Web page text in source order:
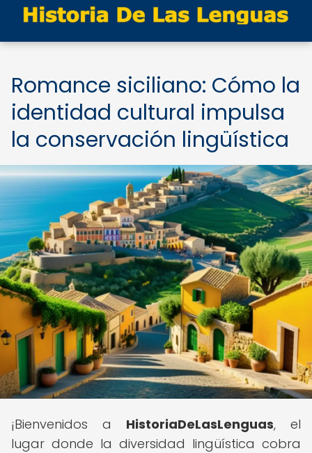
Romance siciliano: Cómo la
identidad cultural impulsa
la conservación lingüística
¡Bienvenidos a HistoriaDeLasLenguas, el
lugar donde la diversidad lingüística cobra